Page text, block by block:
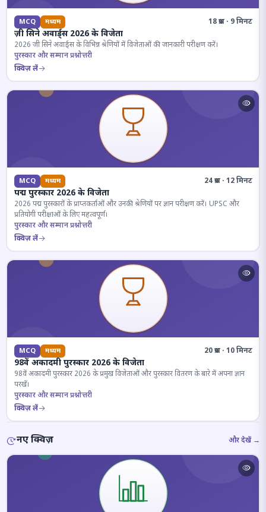
MCQ मध्यम 18 प्रश्न · 9 मिनट
ज़ी सिने अवार्ड्स 2026 के विजेता
2026 जी सिने अवार्ड्स के विभिन्न श्रेणियों में विजेताओं की जानकारी परीक्षण करें।
पुरस्कार और सम्मान प्रश्नोत्तरी
क्विज़ लें
MCQ मध्यम 24 प्रश्न · 12 मिनट
पद्म पुरस्कार 2026 के विजेता
2026 पद्म पुरस्कारों के प्राप्तकर्ताओं और उनकी श्रेणियों पर ज्ञान परीक्षण करें। UPSC और
प्रतियोगी परीक्षाओं के लिए महत्वपूर्ण।
पुरस्कार और सम्मान प्रश्नोत्तरी
क्विज़ लें
MCQ मध्यम 20 प्रश्न · 10 मिनट
98वें अकादमी पुरस्कार 2026 के विजेता
98वें अकादमी पुरस्कार 2026 के प्रमुख विजेताओं और पुरस्कार वितरण के बारे में अपना ज्ञान
परखें।
पुरस्कार और सम्मान प्रश्नोत्तरी
क्विज़ लें
नए क्विज़ और देखें →